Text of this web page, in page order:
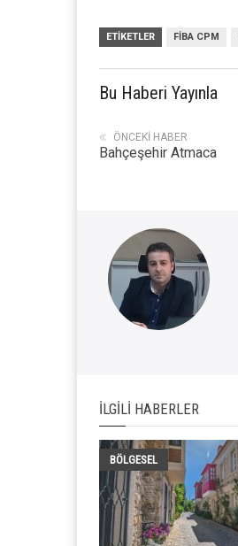
ETIKETLER FIBA CPM
Bu Haberi Yayınla
ÖNCEKI HABER
Bahçeşehir Atmaca
İLGILI HABERLER
BÖLGESEL